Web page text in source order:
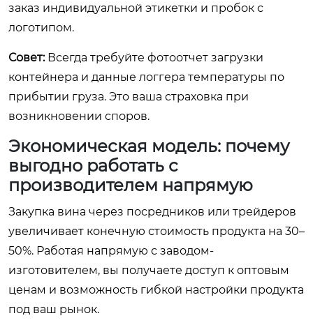
заказ индивидуальной этикетки и пробок с
логотипом.
Совет:Всегда требуйте фотоотчет загрузки
контейнера и данные логгера температуры по
прибытии груза. Это ваша страховка при
возникновении споров.
Экономическая модель: почему
выгодно работать с
производителем напрямую
Закупка вина через посредников или трейдеров
увеличивает конечную стоимость продукта на 30–
50%. Работая напрямую с заводом-
изготовителем, вы получаете доступ к оптовым
ценам и возможность гибкой настройки продукта
под ваш рынок.